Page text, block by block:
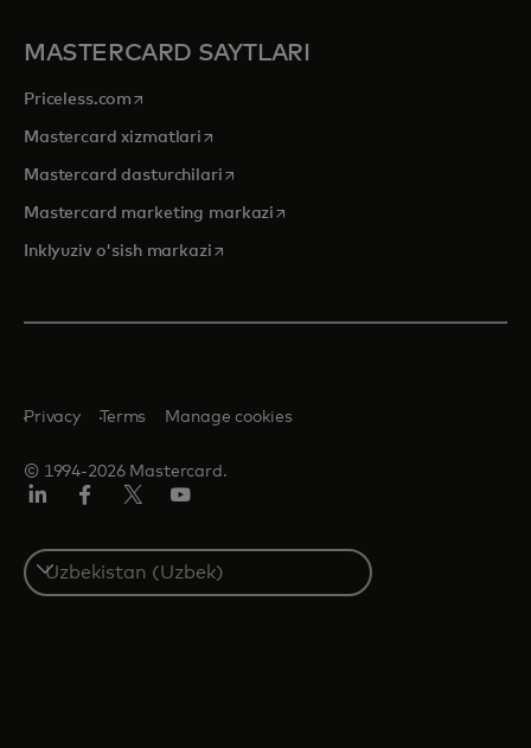
MASTERCARD SAYTLARI
Priceless.com opens in a new tab
Mastercard xizmatlari opens in a new tab
Mastercard dasturchilariopens in a new tab
Mastercard marketing markazi opens in a new tab
Inklyuziv o'sish markaziopens in a new tab
© 1994-2026 Mastercard.
Privacy Terms Manage cookies
Select
a
country